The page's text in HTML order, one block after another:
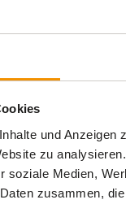
und
zu
soziale Medien,
zusammen,